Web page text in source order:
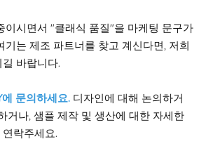
이시면서 "클래식 품질"을 마케팅 문구가
기는 제조 파트너를 찾고 계신다면, 저희
바랍니다.
에 문의하세요. 디자인에 대해 논의하거
거나, 샘플 제작 및 생산에 대한 자세한
락주세요.